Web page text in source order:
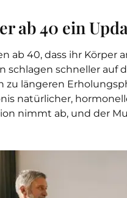
ab 40 ein
ab 40, dass ihr Körper
schlagen schneller auf
zu längeren
natürlicher,
nimmt ab, und der